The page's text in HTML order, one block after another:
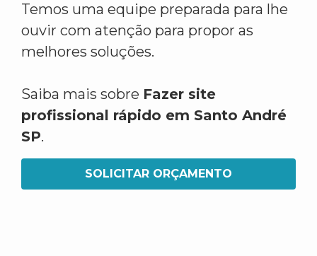
Temos uma equipe preparada para lhe
ouvir com atenção para propor as
melhores soluções.
Saiba mais sobre Fazer site
profissional rápido em Santo André
SP.
SOLICITAR ORÇAMENTO